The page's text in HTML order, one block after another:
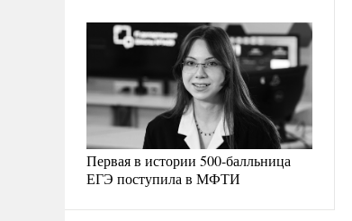
Первая в истории 500-балльница
ЕГЭ поступила в МФТИ